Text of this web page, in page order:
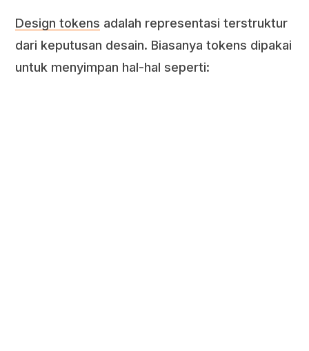
Design tokens adalah representasi terstruktur
dari keputusan desain. Biasanya tokens dipakai
untuk menyimpan hal-hal seperti: